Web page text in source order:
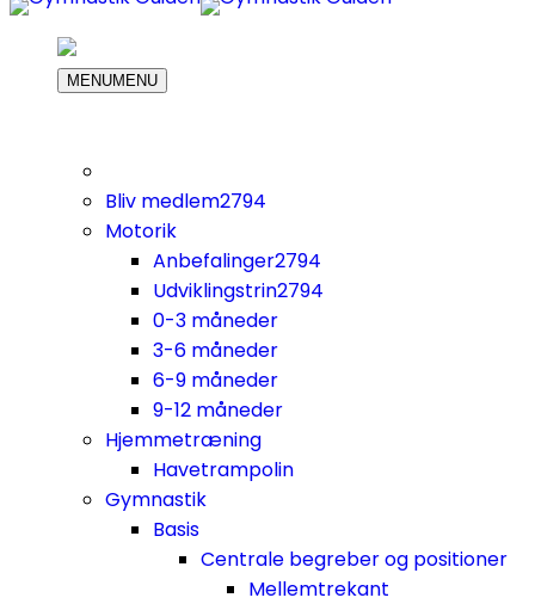
MENUMENU
Bliv medlem2794
Motorik
Anbefalinger2794
Udviklingstrin2794
0-3 måneder
3-6 måneder
6-9 måneder
9-12 måneder
Hjemmetræning
Havetrampolin
Gymnastik
Basis
Centrale begreber og positioner
Mellemtrekant